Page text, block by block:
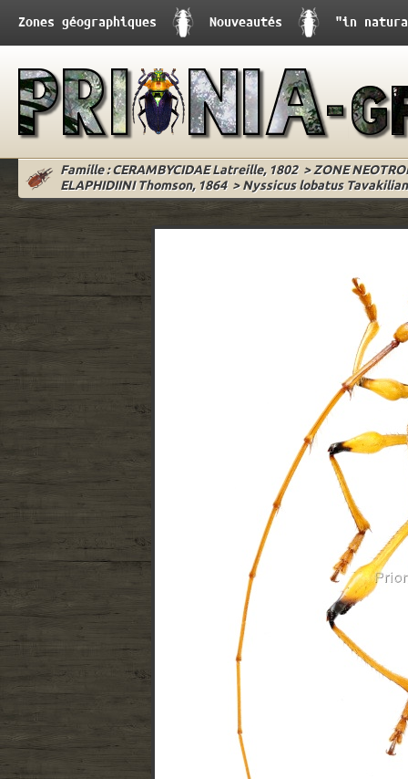
Zones géographiques Nouveautés "in
Famille : CERAMBYCIDAE Latreille, 1802>ZONE
ELAPHIDIINI Thomson, 1864>Nyssicus lobatus